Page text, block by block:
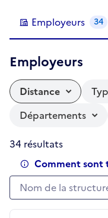
Employeurs 34
Employeurs
Distance
Départements
34 résultats
Comment sont
Nom de la structure
Nom de la